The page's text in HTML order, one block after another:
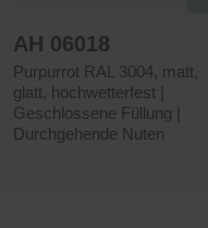
AH 06018
Purpurrot RAL 3004, matt,
glatt, hochwetterfest |
Geschlossene Füllung |
Durchgehende Nuten